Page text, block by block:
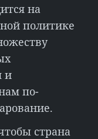
на
политике
и
по-
страна